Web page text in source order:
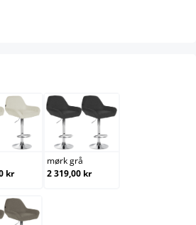
krem
kr
mørk grå
mørk grå
2 319,00 kr